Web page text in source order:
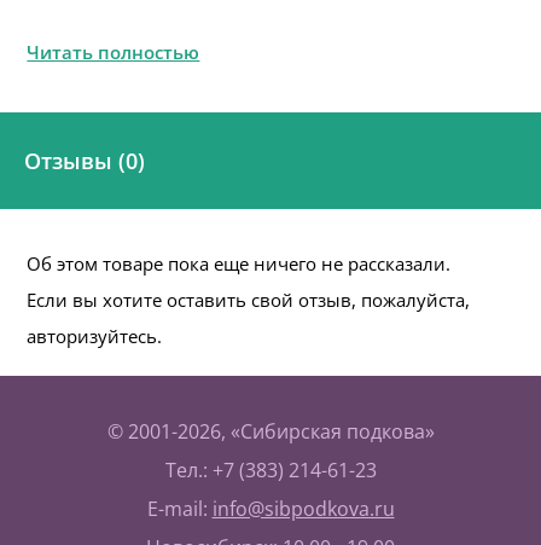
Читать полностью
Отзывы (0)
Об этом товаре пока еще ничего не рассказали.
Если вы хотите оставить свой отзыв, пожалуйста,
авторизуйтесь.
© 2001-2026, «Сибирская подкова»
Тел.: +7 (383) 214-61-23
E-mail: info@sibpodkova.ru